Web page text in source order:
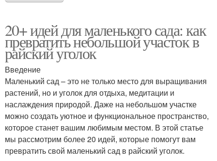
20+ идей для маленького сада: как
превратить небольшой участок в
райский уголок
Введение
Маленький сад – это не только место для выращивания
растений, но и уголок для отдыха, медитации и
наслаждения природой. Даже на небольшом участке
можно создать уютное и функциональное пространство,
которое станет вашим любимым местом. В этой статье
мы рассмотрим более 20 идей, которые помогут вам
превратить свой маленький сад в райский уголок.